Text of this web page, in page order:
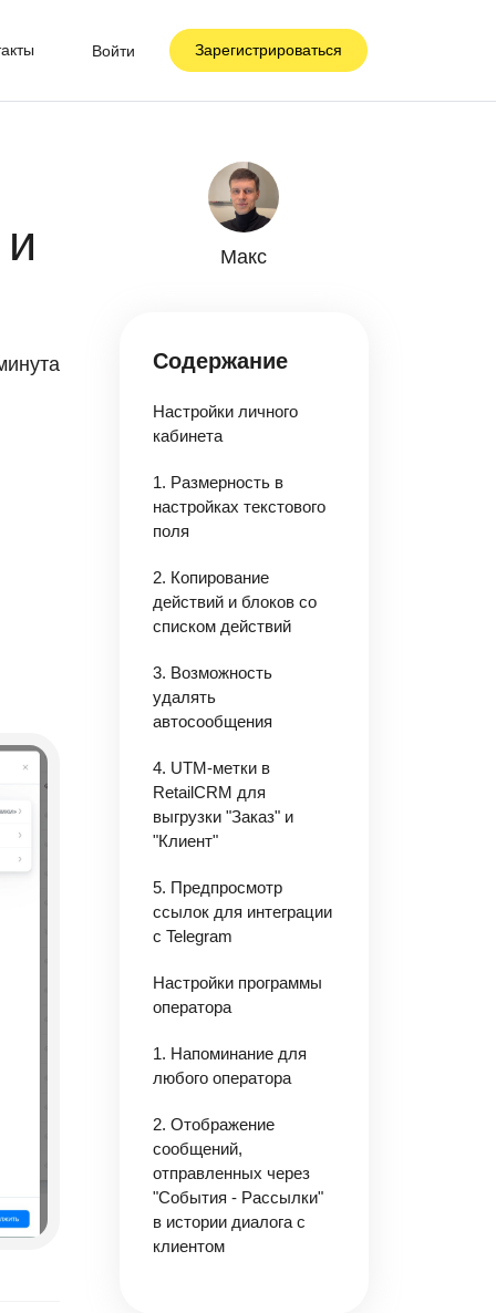
Войти Зарегистрироваться
Макс
Содержание
Настройки личного
кабинета
1. Размерность в
настройках текстового
поля
2. Копирование
действий и блоков со
списком действий
3. Возможность
удалять
автосообщения
4. UTM-метки в
RetailCRM для
выгрузки "Заказ" и
"Клиент"
5. Предпросмотр
ссылок для интеграции
с Telegram
Настройки программы
оператора
1. Напоминание для
любого оператора
2. Отображение
сообщений,
отправленных через
"События - Рассылки"
в истории диалога с
клиентом